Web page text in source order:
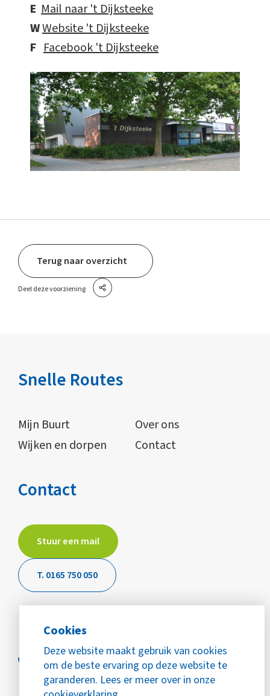
Cookies
Deze website maakt gebruik van cookies
om de beste ervaring op deze website te
garanderen. Lees er meer over in onze
E Mail naar 't Dijksteeke
WWebsite 't Dijksteeke
F Facebook 't Dijksteeke
Terug naar overzicht
Deel deze voorziening
Snelle Routes
Mijn Buurt
Over ons
Wijken en dorpen
Contact
Contact
Stuur een mail
T. 0165 750 050